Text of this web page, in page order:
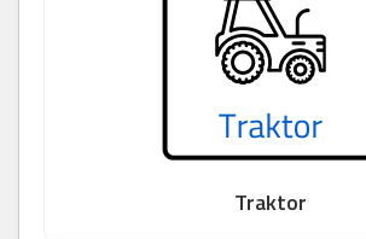
Traktor